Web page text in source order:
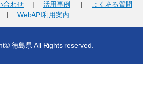
合わせ | 活用事例 |
よくある質問
| WebAPI利用案内
徳島県 All Rights reserved.